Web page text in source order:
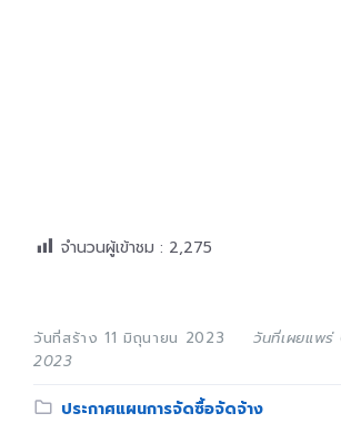
จำนวนผู้เข้าชม : 2,275
วันที่สร้าง 11 มิถุนายน 2023
วันที่เผยแพ
2023
Category:
ประกาศแผนการจัดซื้อจัดจ้าง